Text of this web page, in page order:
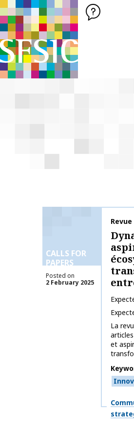
SFSIC SOCIÉTÉ FRANÇAISE DES
Société
CALLS FOR
PAPERS
Posted on
2 February 2025
La
et